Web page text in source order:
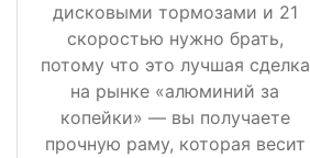
дисковыми тормозами и 21
скоростью нужно брать,
потому что это лучшая сделка
на рынке «алюминий за
копейки» — вы получаете
прочную раму, которая весит